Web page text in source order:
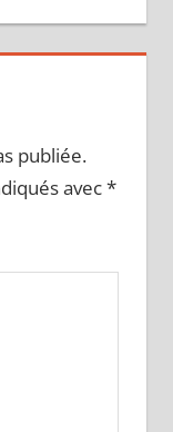
publiée.
avec*